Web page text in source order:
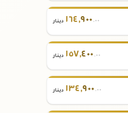
١٦٤,٩٠٠ .٠٠ دينار
١٥٧,٤٠٠ .٠٠ دينار
١٣٤,٩٠٠ .٠٠ دينار